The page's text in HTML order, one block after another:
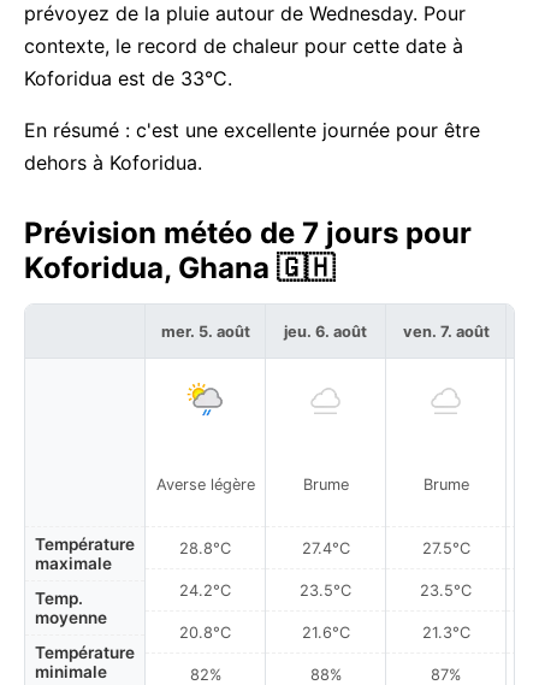
prévoyez de la pluie autour de Wednesday. Pour
contexte, le record de chaleur pour cette date à
Koforidua est de 33°C.
En résumé : c'est une excellente journée pour être
dehors à Koforidua.
Prévision météo de 7 jours pour
Koforidua, Ghana 🇬🇭
Température
maximale
Temp.
moyenne
Température
minimale
mer. 5. août
Averse légère
28.8°C
24.2°C
20.8°C
82%
jeu. 6. août
Brume
27.4°C
23.5°C
21.6°C
88%
ven. 7. août
Brume
27.5°C
23.5°C
21.3°C
87%